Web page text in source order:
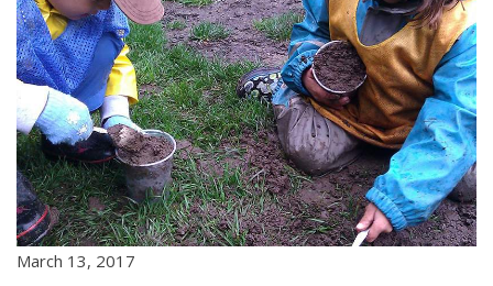
March 13, 2017